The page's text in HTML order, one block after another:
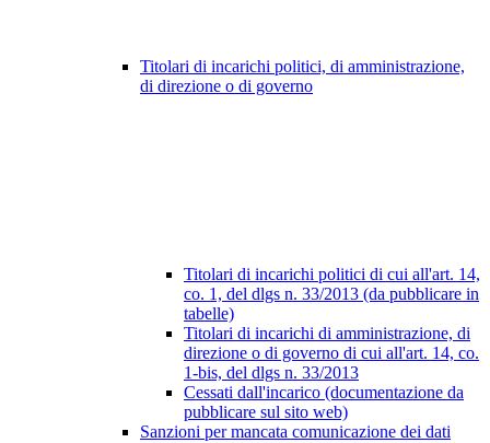
Titolari di incarichi politici, di amministrazione,
di direzione o di governo
Titolari di incarichi politici di cui all'art. 14,
co. 1, del dlgs n. 33/2013 (da pubblicare in
tabelle)
Titolari di incarichi di amministrazione, di
direzione o di governo di cui all'art. 14, co.
1-bis, del dlgs n. 33/2013
Cessati dall'incarico (documentazione da
pubblicare sul sito web)
Sanzioni per mancata comunicazione dei dati